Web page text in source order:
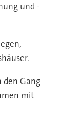
und -
den Gang
mit